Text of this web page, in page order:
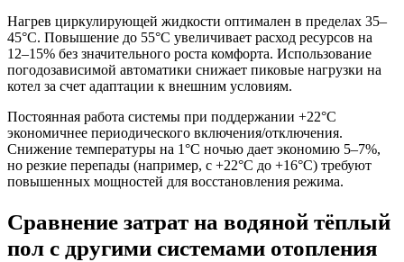
Нагрев циркулирующей жидкости оптимален в пределах 35–
45°C. Повышение до 55°C увеличивает расход ресурсов на
12–15% без значительного роста комфорта. Использование
погодозависимой автоматики снижает пиковые нагрузки на
котел за счет адаптации к внешним условиям.
Постоянная работа системы при поддержании +22°C
экономичнее периодического включения/отключения.
Снижение температуры на 1°C ночью дает экономию 5–7%,
но резкие перепады (например, с +22°C до +16°C) требуют
повышенных мощностей для восстановления режима.
Сравнение затрат на водяной тёплый
пол с другими системами отопления